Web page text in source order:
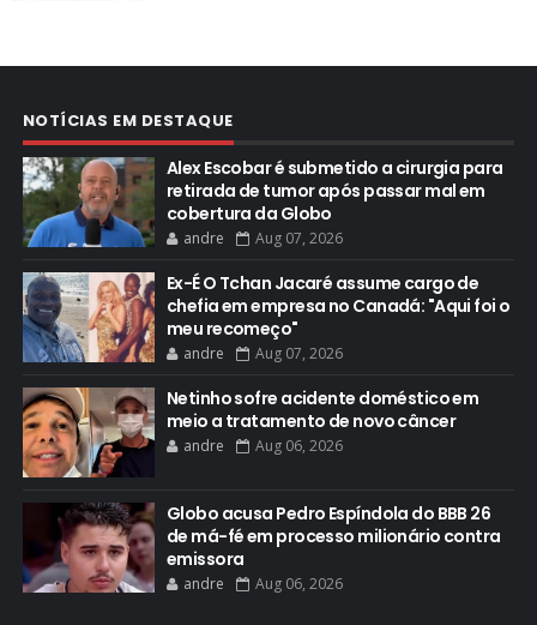
NOTÍCIAS EM DESTAQUE
Alex Escobar é submetido a cirurgia para
retirada de tumor após passar mal em
cobertura da Globo
andre Aug 07, 2026
Ex-É O Tchan Jacaré assume cargo de
chefia em empresa no Canadá: "Aqui foi o
meu recomeço"
andre Aug 07, 2026
Netinho sofre acidente doméstico em
meio a tratamento de novo câncer
andre Aug 06, 2026
Globo acusa Pedro Espíndola do BBB 26
de má-fé em processo milionário contra
emissora
andre Aug 06, 2026